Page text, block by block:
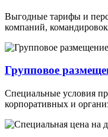
Выгодные тарифы и
компаний,
Групповое
Специальные условия
корпоративных и